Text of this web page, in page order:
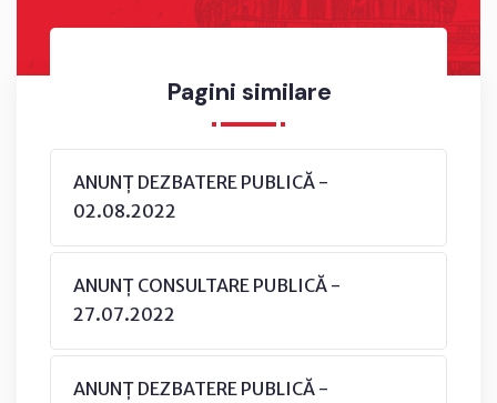
Pagini similare
ANUNȚ DEZBATERE PUBLICĂ -
02.08.2022
ANUNȚ CONSULTARE PUBLICĂ -
27.07.2022
ANUNȚ DEZBATERE PUBLICĂ -